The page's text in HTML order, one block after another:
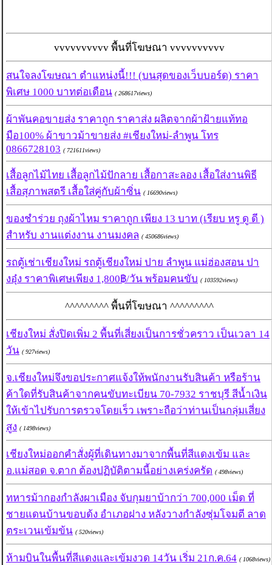
vvvvvvvvvv พื้นที่โฆษณา vvvvvvvvvv
สนใจลงโฆษณา ตำแหน่งนี้!!! (บนสุดของเว็บบอร์ด) ราคา
พิเศษ 1000 บาทต่อเดือน ( 268617views)
ผ้าพันคอขายส่ง ราคาถูก ราคาส่ง ผลิตจากผ้าฝ้ายแท้ทอ
มือ100% ผ้าขาวม้าขายส่ง #เชียงใหม่-ลำพูน โทร
0866728103 ( 721611views)
เสื้อลูกไม้ไทย เสื้อลูกไม้ปักลาย เสื้อกาสะลอง เสื้อใส่งานพิธี
เสื้อสุภาพสตรี เสื้อใส่คู่กับผ้าซิ่น ( 16690views)
ของชำร่วย ถุงผ้าไหม ราคาถูก เพียง 13 บาท (เรียบ หรู ดู ดี )
สำหรับ งานแต่งงาน งานมงคล ( 450686views)
รถตู้เช่าเชียงใหม่ รถตู้เชียงใหม่ ปาย ลำพูน แม่ฮ่องสอน ปา
งอุ๋ง ราคาพิเศษเพียง 1,800฿/วัน พร้อมคนขับ ( 103592views)
^^^^^^^^^ พื้นที่โฆษณา ^^^^^^^^^
เชียงใหม่ สั่งปิดเพิ่ม 2 พื้นที่เสี่ยงเป็นการชั่วคราว เป็นเวลา 14
วัน ( 927views)
จ.เชียงใหม่จึงขอประกาศแจ้งให้พนักงานรับสินค้า หรือร้าน
ค้าใดที่รับสินค้าจากคนขับทะเบียน 70-7932 ราชบุรี สีน้ำเงิน
ให้เข้าไปรับการตรวจโดยเร็ว เพราะถือว่าท่านเป็นกลุ่มเสี่ยง
สูง ( 1498views)
เชียงใหม่ออกคำสั่งผู้ที่เดินทางมาจากพื้นที่สีแดงเข้ม และ
อ.แม่สอด จ.ตาก ต้องปฏิบัติตามนี้อย่างเคร่งครัด ( 498views)
ทหารม้ากองกำลังผาเมือง จับกุมยาบ้ากว่า 700,000 เม็ด ที่
ชายแดนบ้านขอบด้ง อำเภอฝาง หลังวางกำลังซุ่มโจมตี ลาด
ตระเวนเข้มข้น ( 520views)
ห้ามบินในพื้นที่สีแดงและเข้มงวด 14วัน เริ่ม 21ก.ค.64 ( 1068views)